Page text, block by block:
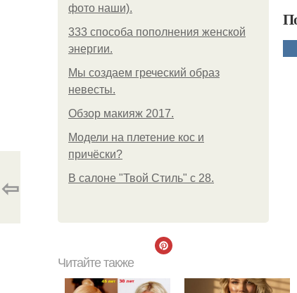
фото наши).
333 способа пополнения женской
энергии.
Мы создаем греческий образ
невесты.
Обзор макияж 2017.
Модели на плетение кос и
причёски?
В салоне "Твой Стиль" с 28.
⇦
Читайте также